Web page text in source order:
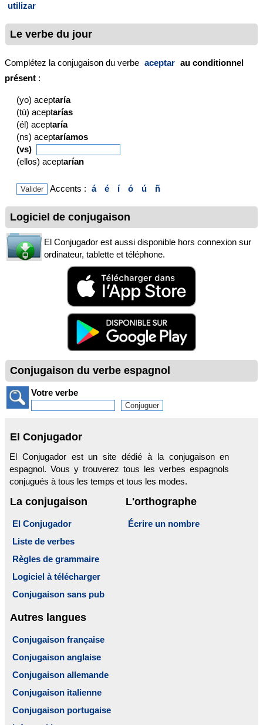
utilizar
Le verbe du jour
Complétez la conjugaison du verbe aceptar au conditionnel
présent :
(yo) aceptaría
(tú) aceptarías
(él) aceptaría
(ns) aceptaríamos
(vs)
(ellos) aceptarían
Accents : á é í ó ú ñ
Logiciel de conjugaison
El Conjugador est aussi disponible hors connexion sur
ordinateur, tablette et téléphone.
Conjugaison du verbe espagnol
Votre verbe
El Conjugador
El Conjugador est un site dédié à la conjugaison en
espagnol. Vous y trouverez tous les verbes espagnols
conjugués à tous les temps et tous les modes.
La conjugaison
El Conjugador
Liste de verbes
Règles de grammaire
Logiciel à télécharger
Conjugaison sans pub
L'orthographe
Écrire un nombre
Autres langues
Conjugaison française
Conjugaison anglaise
Conjugaison allemande
Conjugaison italienne
Conjugaison portugaise